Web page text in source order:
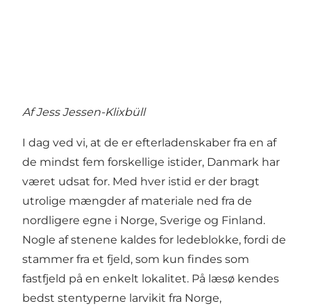
Af Jess Jessen-Klixbüll
I dag ved vi, at de er efterladenskaber fra en af
de mindst fem forskellige istider, Danmark har
været udsat for. Med hver istid er der bragt
utrolige mængder af materiale ned fra de
nordligere egne i Norge, Sverige og Finland.
Nogle af stenene kaldes for ledeblokke, fordi de
stammer fra et fjeld, som kun findes som
fastfjeld på en enkelt lokalitet. På læsø kendes
bedst stentyperne larvikit fra Norge,